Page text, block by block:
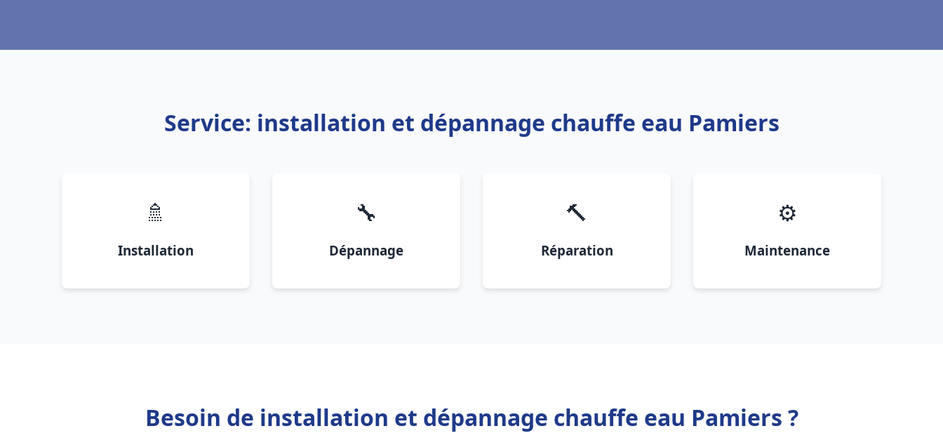
Service: installation et dépannage chauffe eau Pamiers
🚿
Installation
🔧
Dépannage
🔨
Réparation
⚙️
Maintenance
Besoin de installation et dépannage chauffe eau Pamiers ?